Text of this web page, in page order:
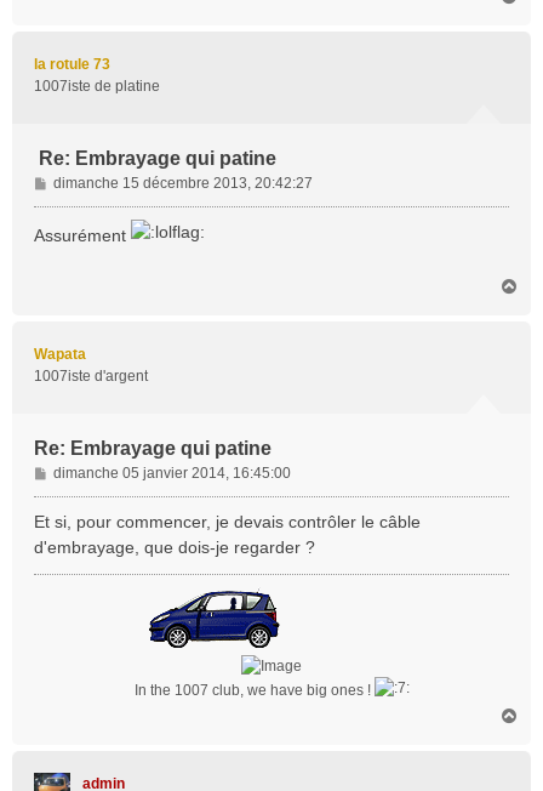
la rotule 73
1007iste de platine
Re: Embrayage qui patine
M
e
s
dimanche 15 décembre 2013, 20:42:27
Assurément
Wapata
1007iste d'argent
Re: Embrayage qui patine
M
e
s
a
g
dimanche 05 janvier 2014, 16:45:00
Et si, pour commencer, je devais contrôler le câble
d'embrayage, que dois-je regarder ?
In the 1007 club, we have big ones !
admin